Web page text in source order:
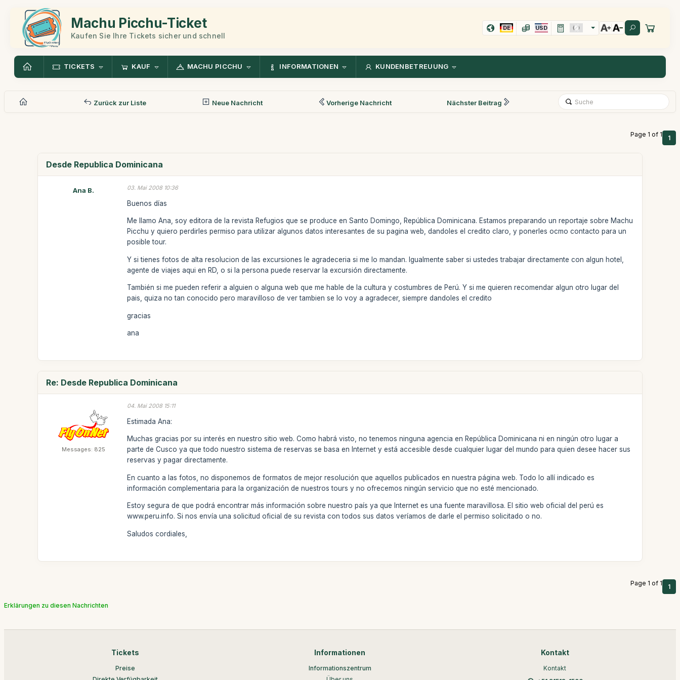
Machu Picchu-Ticket
Kaufen Sie Ihre Tickets sicher und schnell
DE USD
TICKETS KAUF MACHU PICCHU INFORMATIONEN KUNDENBETREUUNG
Zurück zur Liste Neue Nachricht Vorherige Nachricht Nächster Beitrag
Page 1 of 1 1
Desde Republica Dominicana
Ana B. 03. Mai 2008 10:36
Buenos días
Me llamo Ana, soy editora de la revista Refugios que se produce en Santo Domingo, República Dominicana. Estamos preparando un reportaje sobre Machu
Picchu y quiero perdirles permiso para utilizar algunos datos interesantes de su pagina web, dandoles el credito claro, y ponerles ocmo contacto para un
posible tour.
Y si tienes fotos de alta resolucion de las excursiones le agradeceria si me lo mandan. Igualmente saber si ustedes trabajar directamente con algun hotel,
agente de viajes aqui en RD, o si la persona puede reservar la excursión directamente.
También si me pueden referir a alguien o alguna web que me hable de la cultura y costumbres de Perú. Y si me quieren recomendar algun otro lugar del
pais, quiza no tan conocido pero maravilloso de ver tambien se lo voy a agradecer, siempre dandoles el credito
gracias
ana
Re: Desde Republica Dominicana
Messages: 825
04. Mai 2008 15:11
Estimada Ana:
Muchas gracias por su interés en nuestro sitio web. Como habrá visto, no tenemos ninguna agencia en República Dominicana ni en ningún otro lugar a
parte de Cusco ya que todo nuestro sistema de reservas se basa en Internet y está accesible desde cualquier lugar del mundo para quien desee hacer sus
reservas y pagar directamente.
En cuanto a las fotos, no disponemos de formatos de mejor resolución que aquellos publicados en nuestra página web. Todo lo allí indicado es
información complementaria para la organización de nuestros tours y no ofrecemos ningún servicio que no esté mencionado.
Estoy segura de que podrá encontrar más información sobre nuestro país ya que Internet es una fuente maravillosa. El sitio web oficial del perú es
www.peru.info. Si nos envía una solicitud oficial de su revista con todos sus datos veríamos de darle el permiso solicitado o no.
Saludos cordiales,
Page 1 of 1 1
Erklärungen zu diesen Nachrichten
Tickets
Preise
Informationen
Informationszentrum
Kontakt
Kontakt